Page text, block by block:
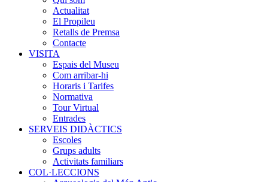
Actualitat
El Propileu
Retalls de Premsa
Contacte
VISITA
Espais del Museu
Com arribar-hi
Horaris i Tarifes
Normativa
Tour Virtual
Entrades
SERVEIS DIDÀCTICS
Escoles
Grups adults
Activitats familiars
COL·LECCIONS